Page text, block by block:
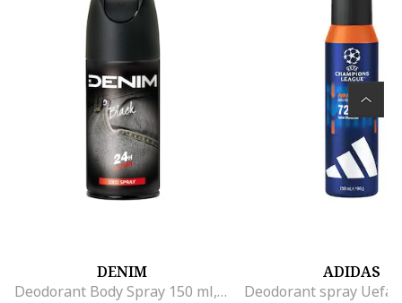
DENIM
Deodorant Body Spray 150 ml, Lemnoasa
ADIDAS